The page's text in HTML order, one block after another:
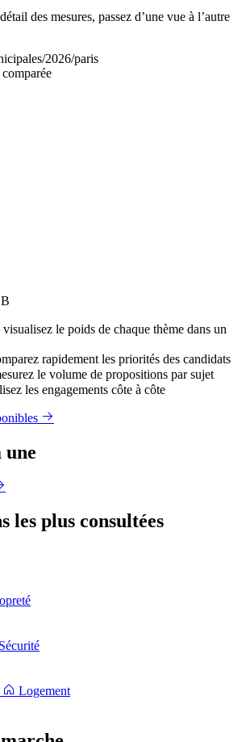
des mesures, passez d’une vue à l’autre
2026/paris
le poids de chaque thème dans un
rapidement les priorités des candidats
le volume de propositions par sujet
les engagements côte à côte
une
les plus consultées
Sécurité
Logement